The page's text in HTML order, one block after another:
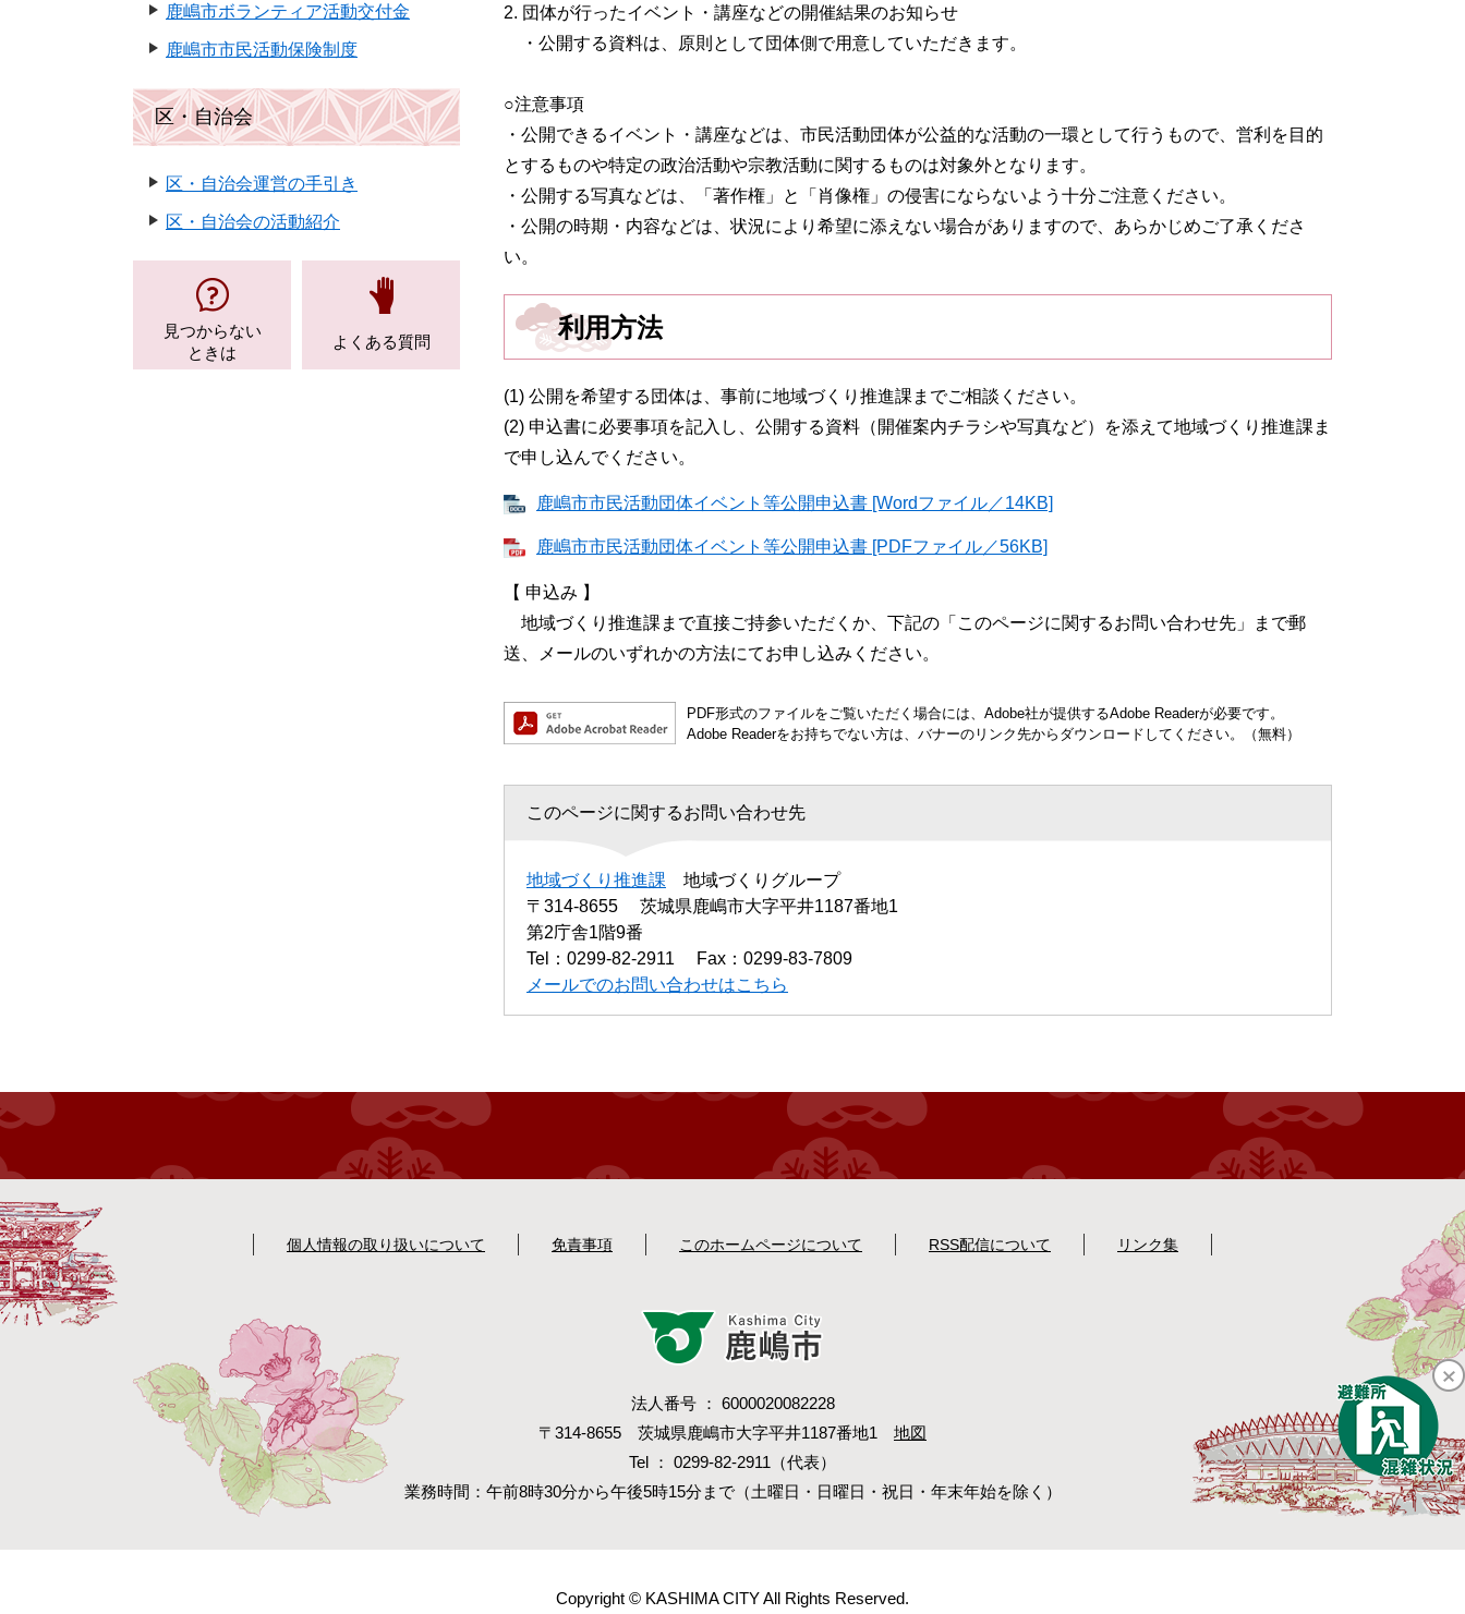
2. 団体が行ったイベント・講座などの開催結果のお知らせ
・公開する資料は、原則として団体側で用意していただきます。
○注意事項
・公開できるイベント・講座などは、市民活動団体が公益的な活動の一環として行うもので、営利を目的
とするものや特定の政治活動や宗教活動に関するものは対象外となります。
・公開する写真などは、「著作権」と「肖像権」の侵害にならないよう十分ご注意ください。
・公開の時期・内容などは、状況により希望に添えない場合がありますので、あらかじめご了承くださ
い。
利用方法
(1) 公開を希望する団体は、事前に地域づくり推進課までご相談ください。
(2) 申込書に必要事項を記入し、公開する資料（開催案内チラシや写真など）を添えて地域づくり推進課ま
で申し込んでください。
鹿嶋市市民活動団体イベント等公開申込書 [Wordファイル／14KB]
鹿嶋市市民活動団体イベント等公開申込書 [PDFファイル／56KB]
【 申込み 】
地域づくり推進課まで直接ご持参いただくか、下記の「このページに関するお問い合わせ先」まで郵
送、メールのいずれかの方法にてお申し込みください。
PDF形式のファイルをご覧いただく場合には、Adobe社が提供するAdobe Readerが必要です。
Adobe Readerをお持ちでない方は、バナーのリンク先からダウンロードしてください。（無料）
このページに関するお問い合わせ先
地域づくり推進課
地域づくりグループ
〒314-8655
茨城県鹿嶋市大字平井1187番地1
第2庁舎1階9番
Tel：0299-82-2911
Fax：0299-83-7809
メールでのお問い合わせはこちら
鹿嶋市ボランティア活動交付金
鹿嶋市市民活動保険制度
区・自治会
区・自治会運営の手引き
区・自治会の活動紹介
見つからない
ときは
よくある質問
個人情報の取り扱いについて 免責事項 このホームページについて RSS配信について リンク集
法人番号 ： 6000020082228
〒314-8655 茨城県鹿嶋市大字平井1187番地1 地図
Tel ： 0299-82-2911（代表）
業務時間：午前8時30分から午後5時15分まで（土曜日・日曜日・祝日・年末年始を除く）
Copyright © KASHIMA CITY All Rights Reserved.